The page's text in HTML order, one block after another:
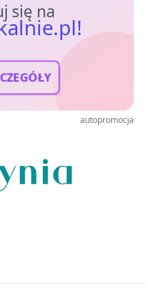
się na
autopromocja